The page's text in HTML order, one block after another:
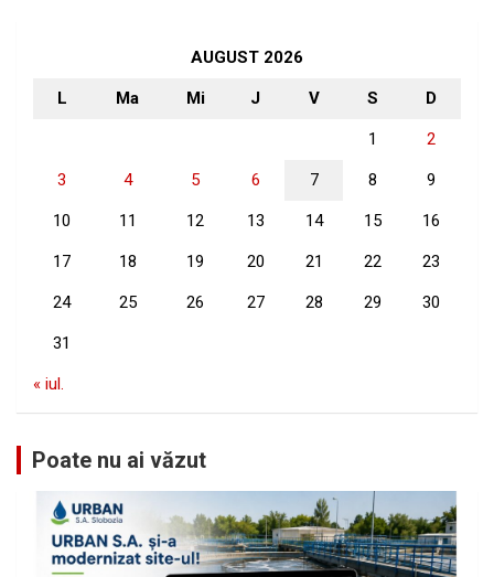
AUGUST 2026
L Ma Mi J V S D
1 2
3 4 5 6 7 8 9
10 11 12 13 14 15 16
17 18 19 20 21 22 23
24 25 26 27 28 29 30
31
« iul.
Poate nu ai văzut